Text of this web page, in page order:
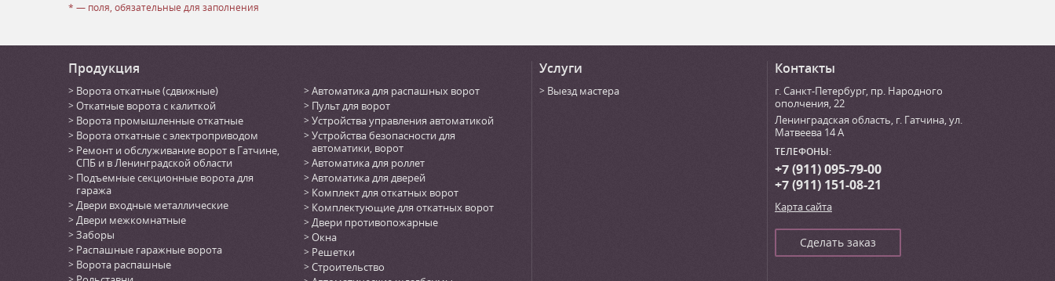
* — поля, обязательные для заполнения
Продукция
Ворота откатные (сдвижные)
Откатные ворота с калиткой
Ворота промышленные откатные
Ворота откатные с электроприводом
Ремонт и обслуживание ворот в Гатчине,
СПБ и в Ленинградской области
Подъемные секционные ворота для
гаража
Двери входные металлические
Двери межкомнатные
Заборы
Распашные гаражные ворота
Ворота распашные
Автоматика для распашных ворот
Пульт для ворот
Устройства управления автоматикой
Устройства безопасности для
автоматики, ворот
Автоматика для роллет
Автоматика для дверей
Комплект для откатных ворот
Комплектующие для откатных ворот
Двери противопожарные
Окна
Решетки
Строительство
Услуги
Выезд мастера
Контакты
г. Санкт-Петербург, пр. Народного
ополчения, 22
Ленинградская область, г. Гатчина,ул.
Матвеева 14 А
ТЕЛЕФОНЫ:
+7 (911) 095-79-00
+7 (911) 151-08-21
Карта сайта
Сделать заказ